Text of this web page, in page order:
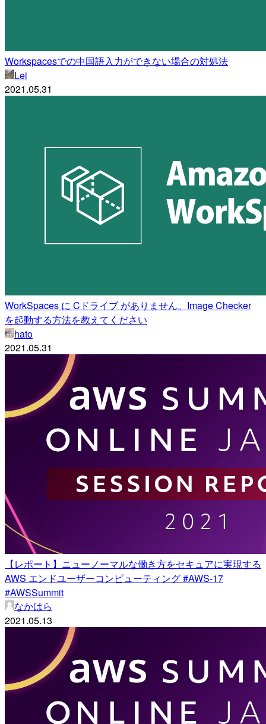
Workspacesでの中国語入力ができない場合の対処法
Lei
2021.05.31
WorkSpaces に Cドライブ がありません。Image Checker
を起動する方法を教えてください
hato
2021.05.31
【レポート】ニューノーマルな働き方をセキュアに実現する
AWS エンドユーザーコンピューティング #AWS-17
#AWSSummit
なかはら
2021.05.13